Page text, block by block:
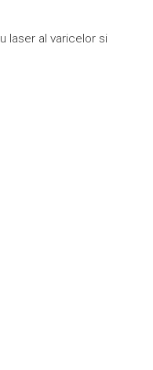
laser al varicelor si